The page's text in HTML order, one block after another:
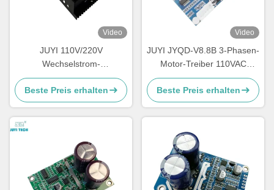
Video
JUYI 110V/220V
Wechselstrom-
Hochspannungs-BLDC-
Motorregler
Geschwindigkeitsregler für
3-Phasen-Bürstenloser
Beste Preis erhalten
Video
JUYI JYQD-V8.8B 3-Phasen-
Motor-Treiber 110VAC
/220VAC
Eingangssensorlose Bldc-
Treiberplatte
Beste Preis erhalten